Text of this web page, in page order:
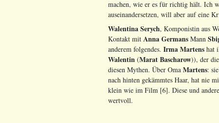
machen, wie er es für richtig hält. Ich
auseinandersetzen, will aber auf eine
Walentina Serych, Komponistin aus
Kontakt mit Anna Germans Mann
anderem folgendes. Irma Martens hat
Walentin (Marat Bascharow)), der
diesen Mythen. Über Oma Martens:
nach hinten gekämmtes Haar, hat nie
klein wie im Film [6]. Diese und
wertvoll.